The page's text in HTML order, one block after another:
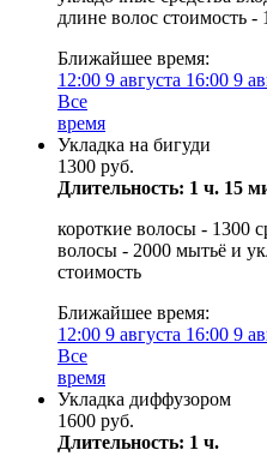
длине волос стоимость -
Ближайшее время:
12:00 9 августа 16:00 9
Все
время
Укладка на бигуди
1300 руб.
Длительность: 1 ч. 15
короткие волосы - 1300
волосы - 2000 мытьё и
стоимость
Ближайшее время:
12:00 9 августа 16:00 9
Все
время
Укладка диффузором
1600 руб.
Длительность: 1 ч.